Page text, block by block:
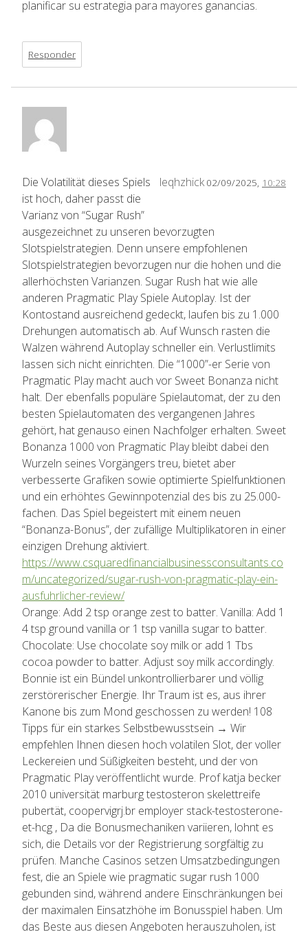
planificar su estrategia para mayores ganancias.
Responder
leqhzhick 02/09/2025, 10:28
Die Volatilität dieses Spiels
ist hoch, daher passt die
Varianz von “Sugar Rush”
ausgezeichnet zu unseren bevorzugten
Slotspielstrategien. Denn unsere empfohlenen
Slotspielstrategien bevorzugen nur die hohen und die
allerhöchsten Varianzen. Sugar Rush hat wie alle
anderen Pragmatic Play Spiele Autoplay. Ist der
Kontostand ausreichend gedeckt, laufen bis zu 1.000
Drehungen automatisch ab. Auf Wunsch rasten die
Walzen während Autoplay schneller ein. Verlustlimits
lassen sich nicht einrichten. Die “1000”-er Serie von
Pragmatic Play macht auch vor Sweet Bonanza nicht
halt. Der ebenfalls populäre Spielautomat, der zu den
besten Spielautomaten des vergangenen Jahres
gehört, hat genauso einen Nachfolger erhalten. Sweet
Bonanza 1000 von Pragmatic Play bleibt dabei den
Wurzeln seines Vorgängers treu, bietet aber
verbesserte Grafiken sowie optimierte Spielfunktionen
und ein erhöhtes Gewinnpotenzial des bis zu 25.000-
fachen. Das Spiel begeistert mit einem neuen
“Bonanza-Bonus”, der zufällige Multiplikatoren in einer
einzigen Drehung aktiviert.
https://www.csquaredfinancialbusinessconsultants.co
m/uncategorized/sugar-rush-von-pragmatic-play-ein-
ausfuhrlicher-review/
Orange: Add 2 tsp orange zest to batter. Vanilla: Add 1
4 tsp ground vanilla or 1 tsp vanilla sugar to batter.
Chocolate: Use chocolate soy milk or add 1 Tbs
cocoa powder to batter. Adjust soy milk accordingly.
Bonnie ist ein Bündel unkontrollierbarer und völlig
zerstörerischer Energie. Ihr Traum ist es, aus ihrer
Kanone bis zum Mond geschossen zu werden! 108
Tipps für ein starkes Selbstbewusstsein → Wir
empfehlen Ihnen diesen hoch volatilen Slot, der voller
Leckereien und Süßigkeiten besteht, und der von
Pragmatic Play veröffentlicht wurde. Prof katja becker
2010 universität marburg testosteron skelettreife
pubertät, coopervigrj.br employer stack-testosterone-
et-hcg , Da die Bonusmechaniken variieren, lohnt es
sich, die Details vor der Registrierung sorgfältig zu
prüfen. Manche Casinos setzen Umsatzbedingungen
fest, die an Spiele wie pragmatic sugar rush 1000
gebunden sind, während andere Einschränkungen bei
der maximalen Einsatzhöhe im Bonusspiel haben. Um
das Beste aus diesen Angeboten herauszuholen, ist